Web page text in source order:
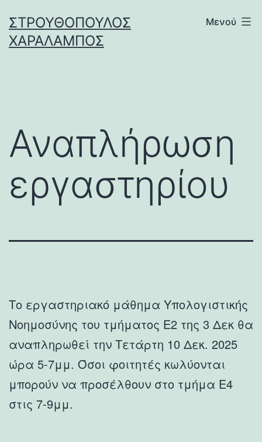
σε
περιεχόμενο
ΣΤΡΟΥΘΌΠΟΥΛΟΣ
ΧΑΡΆΛΑΜΠΟΣ
Μενού
Αναπλήρωση
εργαστηρίου
Το εργαστηριακό μάθημα Υπολογιστικής
Νοημοσύνης του τμήματος Ε2 της 3 Δεκ θα
αναπληρωθεί την Τετάρτη 10 Δεκ. 2025
ώρα 5-7μμ. Όσοι φοιτητές κωλύονται
μπορούν να προσέλθουν στο τμήμα Ε4
στις 7-9μμ.